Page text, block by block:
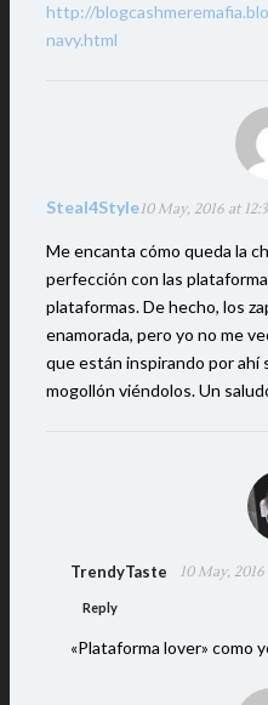
http://
navy.html
Steal4Style10 May, 2016 at
Me encanta cómo queda la
perfección con las
plataformas. De hecho, los
enamorada, pero yo no me
que están inspirando por ahí
mogollón viéndolos. Un
TrendyTaste 10 May, 2016
Reply
«Plataforma lover» como